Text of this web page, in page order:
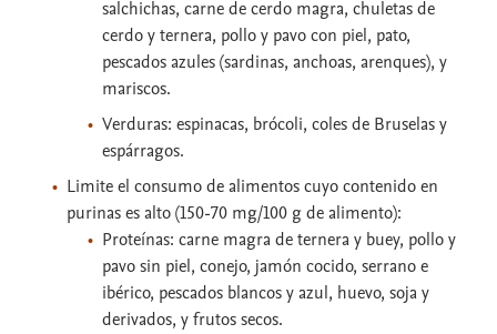
salchichas, carne de cerdo magra, chuletas de
cerdo y ternera, pollo y pavo con piel, pato,
pescados azules (sardinas, anchoas, arenques), y
mariscos.
Verduras: espinacas, brócoli, coles de Bruselas y
espárragos.
Limite el consumo de alimentos cuyo contenido en
purinas es alto (150-70 mg/100 g de alimento):
Proteínas: carne magra de ternera y buey, pollo y
pavo sin piel, conejo, jamón cocido, serrano e
ibérico, pescados blancos y azul, huevo, soja y
derivados, y frutos secos.